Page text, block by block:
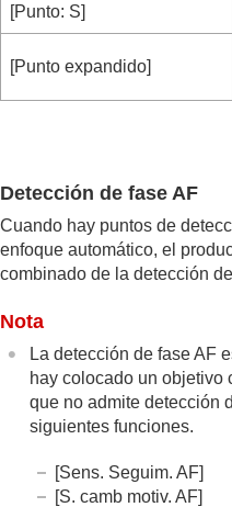
[Punto: S]
[Punto expandido]
Detección de fase AF
Cuando hay puntos de
enfoque automático, el
combinado de la detección
Nota
La detección de fase AF
hay colocado un objetivo
que no admite detección
siguientes funciones.
[Sens. Seguim. AF]
[S. camb motiv. AF]